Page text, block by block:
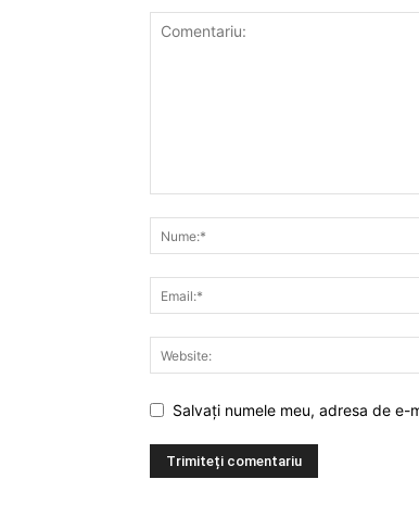
Salvați numele meu, adresa de